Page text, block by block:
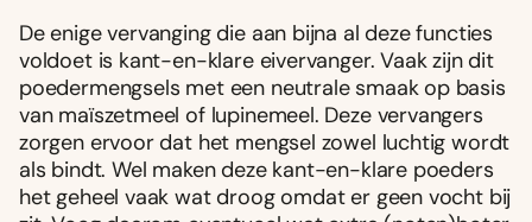
De enige vervanging die aan bijna al deze functies
voldoet is kant-en-klare eivervanger. Vaak zijn dit
poedermengsels met een neutrale smaak op basis
van maïszetmeel of lupinemeel. Deze vervangers
zorgen ervoor dat het mengsel zowel luchtig wordt
als bindt. Wel maken deze kant-en-klare poeders
het geheel vaak wat droog omdat er geen vocht bij